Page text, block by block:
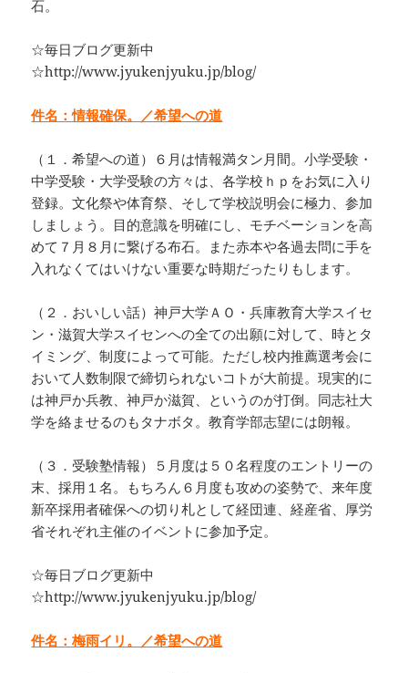
石。
☆毎日ブログ更新中
☆http://www.jyukenjyuku.jp/blog/
件名：情報確保。／希望への道
（１．希望への道）６月は情報満タン月間。小学受験・
中学受験・大学受験の方々は、各学校ｈｐをお気に入り
登録。文化祭や体育祭、そして学校説明会に極力、参加
しましょう。目的意識を明確にし、モチベーションを高
めて７月８月に繋げる布石。また赤本や各過去問に手を
入れなくてはいけない重要な時期だったりもします。
（２．おいしい話）神戸大学ＡＯ・兵庫教育大学スイセ
ン・滋賀大学スイセンへの全ての出願に対して、時とタ
イミング、制度によって可能。ただし校内推薦選考会に
おいて人数制限で締切られないコトが大前提。現実的に
は神戸か兵教、神戸か滋賀、というのが打倒。同志社大
学を絡ませるのもタナボタ。教育学部志望には朗報。
（３．受験塾情報）５月度は５０名程度のエントリーの
末、採用１名。もちろん６月度も攻めの姿勢で、来年度
新卒採用者確保への切り札として経団連、経産省、厚労
省それぞれ主催のイベントに参加予定。
☆毎日ブログ更新中
☆http://www.jyukenjyuku.jp/blog/
件名：梅雨イリ。／希望への道